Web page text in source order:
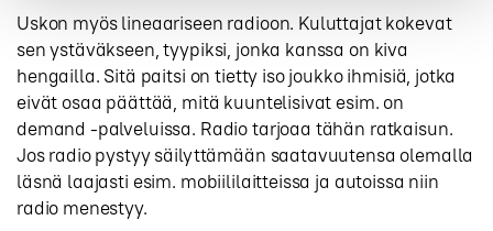
Uskon myös lineaariseen radioon. Kuluttajat kokevat
sen ystäväkseen, tyypiksi, jonka kanssa on kiva
hengailla. Sitä paitsi on tietty iso joukko ihmisiä, jotka
eivät osaa päättää, mitä kuuntelisivat esim. on
demand -palveluissa. Radio tarjoaa tähän ratkaisun.
Jos radio pystyy säilyttämään saatavuutensa olemalla
läsnä laajasti esim. mobiililaitteissa ja autoissa niin
radio menestyy.